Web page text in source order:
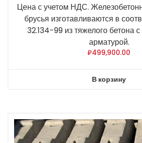
Цена с учетом НДС.
брусья изготавливаются в
32.134-99 из тяжелого бетона
арматурой.
₽499,900.00
В корзину